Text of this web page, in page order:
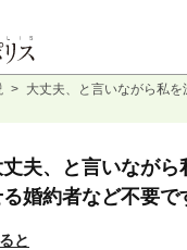
> 大丈夫、と言いながら私
丈夫、と言いながら
婚約者など不要で
と